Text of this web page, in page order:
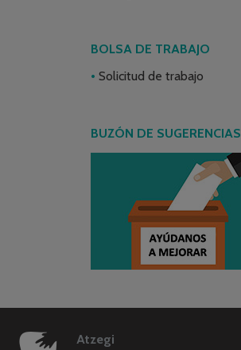
BOLSA DE TRABAJO
Solicitud de trabajo
BUZÓN DE SUGERENCIAS
Atzegi